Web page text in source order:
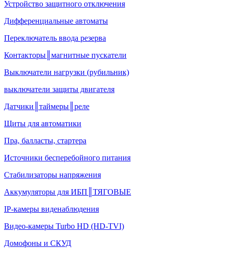
Устройство защитного отключения
Дифференциальные автоматы
Переключатель ввода резерва
Контакторы║магнитные пускатели
Выключатели нагрузки (рубильник)
выключатели защиты двигателя
Датчики║таймеры║реле
Щиты для автоматики
Пра, балласты, стартера
Источники бесперебойного питания
Стабилизаторы напряжения
Аккумуляторы для ИБП║ТЯГОВЫЕ
IP-камеры виденаблюдения
Видео-камеры Turbo HD (HD-TVI)
Домофоны и СКУД